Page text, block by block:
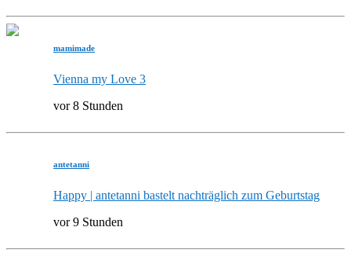
mamimade
Vienna my Love 3
vor 8 Stunden
antetanni
Happy | antetanni bastelt nachträglich zum Geburtstag
vor 9 Stunden